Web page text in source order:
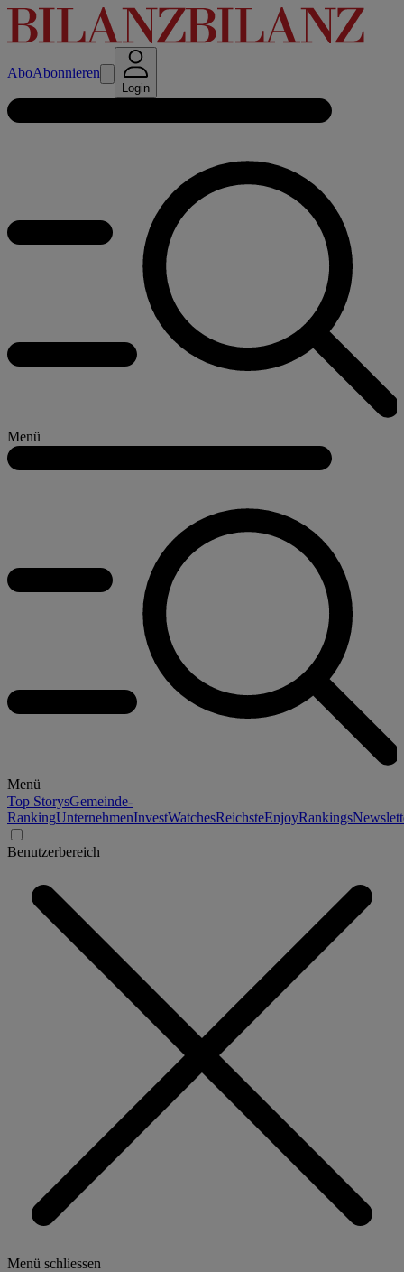
AboAbonnieren
Login
Menü
Menü
Top StorysGemeinde-
RankingUnternehmenInvestWatchesReichsteEnjoyRankings
Benutzerbereich
Menü schliessen